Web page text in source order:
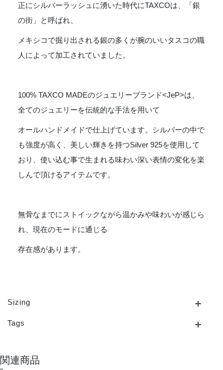
正にシルバーラッシュに湧いた時代にTAXCOは、「銀
の街」と呼ばれ、
メキシコで掘り出される銀の多くが腕のいいタスコの職
人によって加工されていました。
100% TAXCO MADEのジュエリーブランド<JeP>は、
全てのジュエリーを伝統的な手法を用いて
オールハンドメイドで仕上げています。シルバーの中で
も強度が高く、美しい輝きを持つSilver 925を使用して
おり、使い込む事で生まれる味わい深い表情の変化を楽
しんで頂けるアイテムです。
無骨なまでにストイックながら温かみや味わいが感じら
れ、現在のモードに通じる
存在感があります。
Sizing
Tags
関連商品